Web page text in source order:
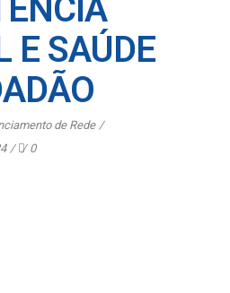
E SAÚDE
de Rede
0